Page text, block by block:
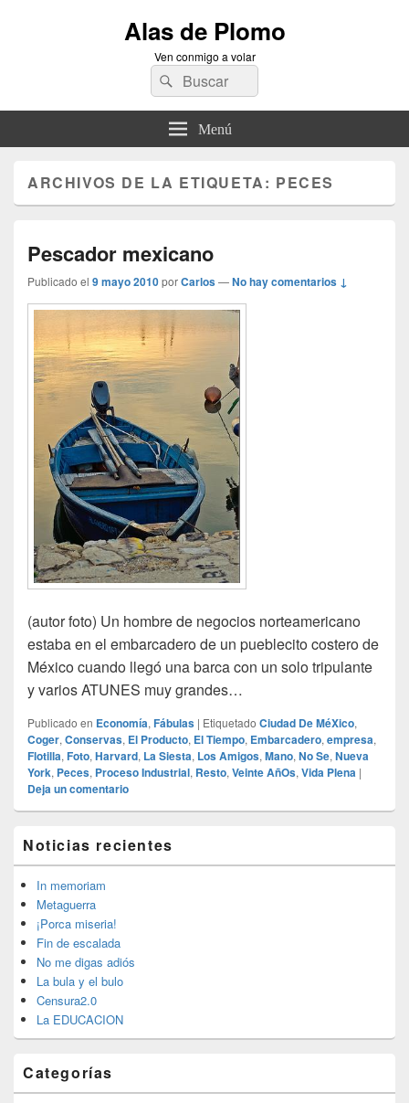
Alas de Plomo
Ven conmigo a volar
Buscar
por:
Buscar
Menú
ARCHIVOS DE LA ETIQUETA: PECES
Pescador mexicano
Publicado el 9 mayo 2010porCarlos—No hay comentarios ↓
(autor foto) Un hombre de negocios norteamericano
estaba en el embarcadero de un pueblecito costero de
México cuando llegó una barca con un solo tripulante
y varios ATUNES muy grandes…
Publicado en Economía,Fábulas | Etiquetado Ciudad De MéXico,
Coger,Conservas, El Producto, El Tiempo, Embarcadero,empresa,
Flotilla,Foto,Harvard, La Siesta, Los Amigos,Mano,No Se,Nueva
York, Peces, Proceso Industrial, Resto,Veinte AñOs,Vida Plena |
Deja un comentario
área
de
widget
barra
lateral
primaria
Noticias recientes
In memoriam
Metaguerra
¡Porca miseria!
Fin de escalada
No me digas adiós
La bula y el bulo
Censura2.0
La EDUCACION
Categorías